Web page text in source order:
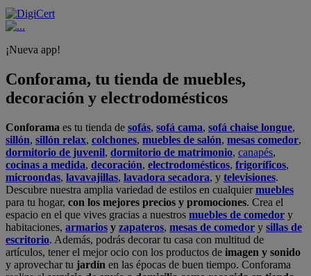
¡Nueva app!
Conforama, tu tienda de muebles,
decoración y electrodomésticos
Conforama es tu tienda de sofás, sofá cama, sofá chaise longue,
sillón, sillón relax, colchones, muebles de salón, mesas comedor,
dormitorio de juvenil, dormitorio de matrimonio, canapés,
cocinas a medida, decoración, electrodomésticos, frigoríficos,
microondas, lavavajillas, lavadora secadora, y televisiones.
Descubre nuestra amplia variedad de estilos en cualquiermuebles
para tu hogar, con los mejores precios y promociones. Crea el
espacio en el que vives gracias a nuestros muebles de comedor y
habitaciones, armarios y zapateros, mesas de comedor y sillas de
escritorio. Además, podrás decorar tu casa con multitud de
artículos, tener el mejor ocio con los productos de imagen y sonido
y aprovechar tu jardín en las épocas de buen tiempo. Conforama